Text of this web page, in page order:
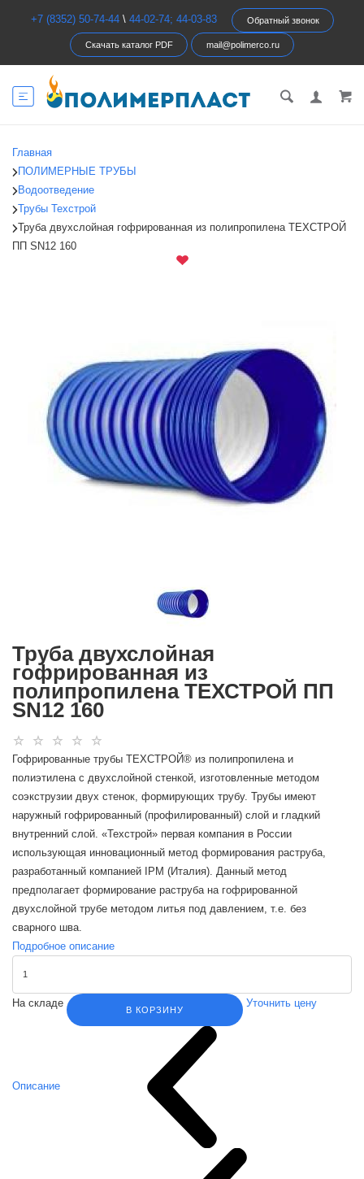
+7 (8352) 50-74-44\ 44-02-74; 44-03-83 Обратный звонок
Скачать каталог PDF mail@polimerco.ru
Главная
ПОЛИМЕРНЫЕ ТРУБЫ
Водоотведение
Трубы Техстрой
Труба двухслойная гофрированная из полипропилена ТЕХСТРОЙ
ПП SN12 160
Труба двухслойная
гофрированная из
полипропилена ТЕХСТРОЙ ПП
SN12 160
Гофрированные трубы ТЕХСТРОЙ® из полипропилена и
полиэтилена с двухслойной стенкой, изготовленные методом
соэкструзии двух стенок, формирующих трубу. Трубы имеют
наружный гофрированный (профилированный) слой и гладкий
внутренний слой. «Техстрой» первая компания в России
использующая инновационный метод формирования раструба,
разработанный компанией IPM (Италия). Данный метод
предполагает формирование раструба на гофрированной
двухслойной трубе методом литья под давлением, т.е. без
сварного шва.
Подробное описание
На складе
В КОРЗИНУ
Уточнить цену
Описание